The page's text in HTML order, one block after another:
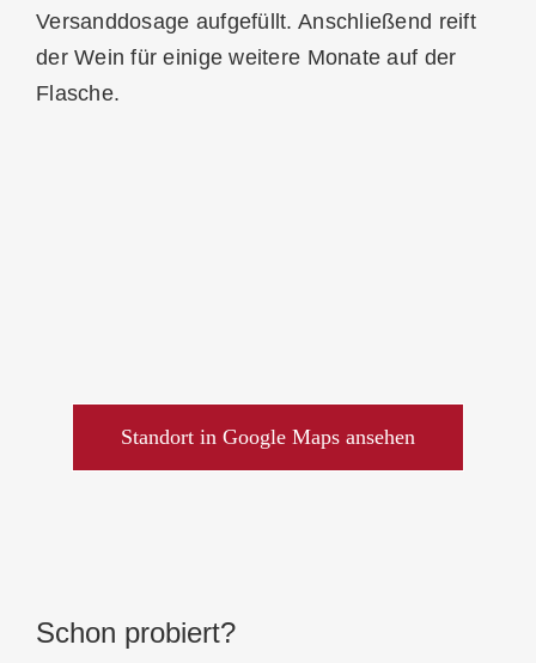
Versanddosage aufgefüllt. Anschließend reift
der Wein für einige weitere Monate auf der
Flasche.
Standort in Google Maps ansehen
Schon probiert?